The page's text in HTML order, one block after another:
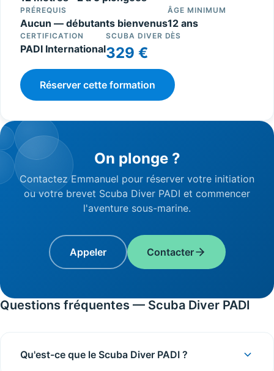
PRÉREQUIS
Aucun — débutants bienvenus
ÂGE MINIMUM
12 ans
CERTIFICATION
PADI International
SCUBA DIVER DÈS
329 €
Réserver cette formation
On plonge ?
Contactez Emmanuel pour réserver votre initiation
ou votre brevet Scuba Diver PADI et commencer
l'aventure sous-marine.
Appeler Contacter
Questions fréquentes — Scuba Diver PADI
Qu'est-ce que le Scuba Diver PADI ?